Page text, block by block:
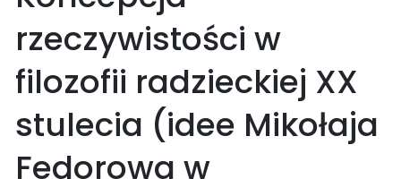
rzeczywistości w
filozofii radzieckiej XX
stulecia (idee Mikołaja
Fedorowa w